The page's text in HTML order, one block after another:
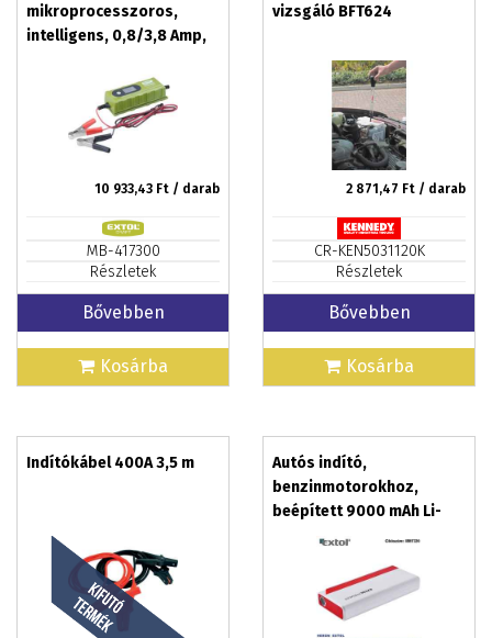
mikroprocesszoros,
intelligens, 0,8/3,8 Amp,
10 933,43 Ft / darab
MB-417300
Részletek
Bővebben
Kosárba
vizsgáló BFT624
2 871,47 Ft / darab
CR-KEN5031120K
Részletek
Bővebben
Kosárba
Indítókábel 400A 3,5 m
Autós indító,
benzinmotorokhoz,
beépített 9000 mAh Li-
polimer akkuval plusz
AJÁNDÉK